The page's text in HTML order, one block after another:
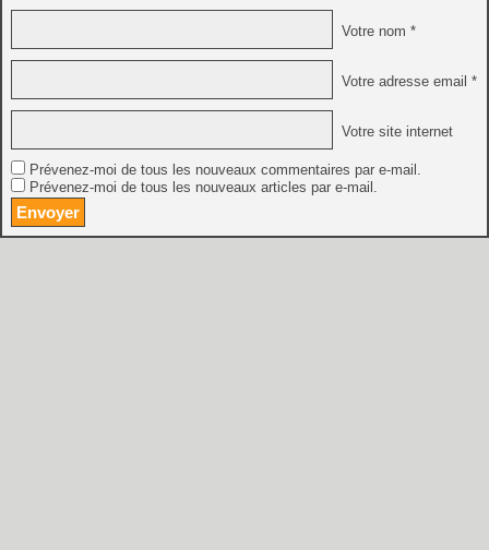
Votre nom *
Votre adresse email *
Votre site internet
Prévenez-moi de tous les nouveaux commentaires par e-mail.
Prévenez-moi de tous les nouveaux articles par e-mail.